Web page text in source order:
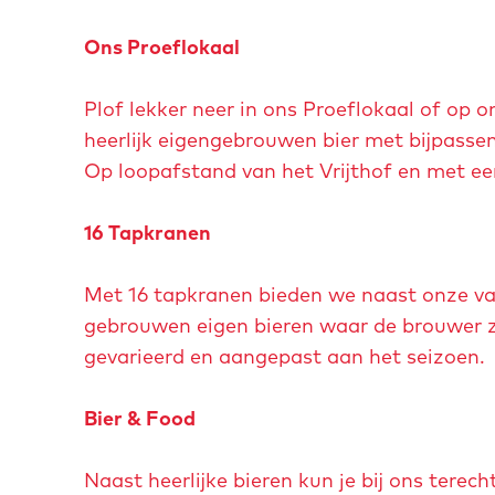
t
a
f
b
e
d
i
n
B
r
e
v
e
r
r
t
e
a
b
e
Ons Proeflokaal
Plof lekker neer in ons Proeflokaal of op
heerlijk eigengebrouwen bier met
Op loopafstand van het Vrijthof en met
16 Tapkranen
Met 16 tapkranen bieden we naast onze
gebrouwen eigen bieren waar de
gevarieerd en aangepast aan het seizoen.
Bier & Food
Naast heerlijke bieren kun je bij ons